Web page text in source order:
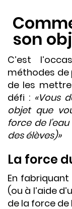
son
C’est
méthodes de
de les
défi : «Vous
objet que
force de
des élèves)»
La force
En
(ou à l’aide
de la force de